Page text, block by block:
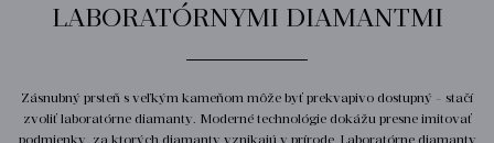
LABORATÓRNYMI DIAMANTMI
Zásnubný prsteň s veľkým kameňom môže byť prekvapivo dostupný - stačí
zvoliť laboratórne diamanty. Moderné technológie dokážu presne imitovať
podmienky, za ktorých diamanty vznikajú v prírode. Laboratórne diamanty